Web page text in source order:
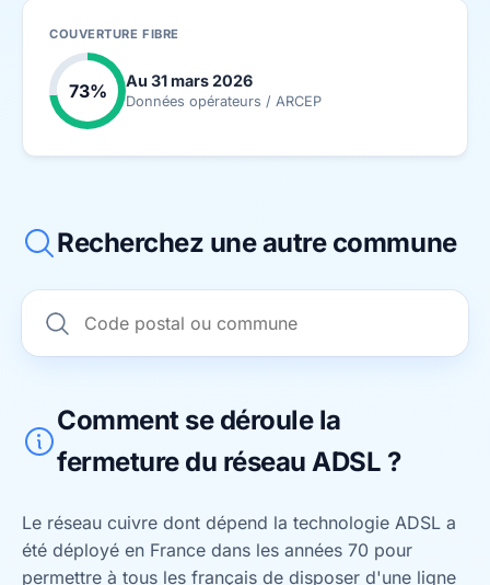
COUVERTURE FIBRE
73% Au 31 mars 2026
Données opérateurs / ARCEP
Recherchez une autre commune
Comment se déroule la
fermeture du réseau ADSL ?
Le réseau cuivre dont dépend la technologie ADSL a
été déployé en France dans les années 70 pour
permettre à tous les français de disposer d'une ligne